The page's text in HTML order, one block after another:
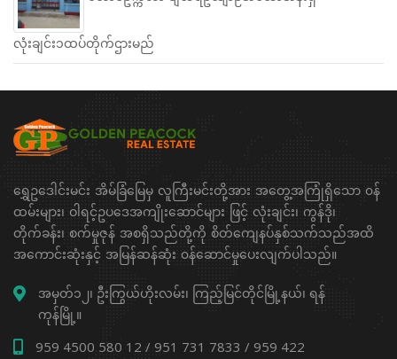
လုံးချင်း၁ထပ်တိုက်ဌားမည်
ရွှေဥဒေါင်းမင်း အိမ်ခြံမြေမှ လူကြီးမင်းတို့အား အတွေ့အကြုံရှိသော ၀န်
ထမ်းများ၊ ဝါရင့်ဥပဒေအကျိုးဆောင်များ ဖြင့် လုံးချင်း၊ ကွန်ဒို၊
တိုက်ခန်း၊ စက်မှုဇုန် အစရှိသည်တို့ကို စိတ်ကျေနပ်နှစ်သက်သည်အထိ
အကောင်းဆုံးနှင့် အမြန်ဆန်ဆုံး ၀န်ဆောင်မှုပေးလျက်ပါသည်။
အမှတ်၁၂၊ ဦးကြွယ်ဟိုးလမ်း၊ ကြည့်မြင်တိုင်မြို့နယ်၊ ရန်
ကုန်မြို့။
959 4500 580 12 / 951 731 7833 / 959 422